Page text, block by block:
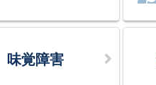
味覚障害